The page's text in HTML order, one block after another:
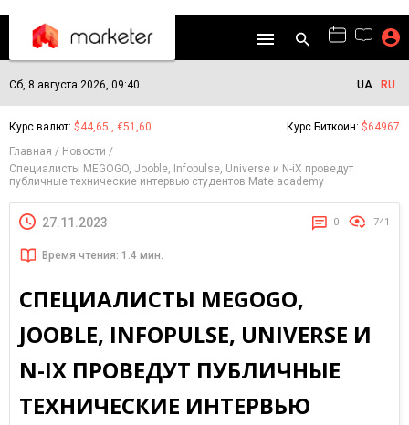
Сб, 8 августа 2026, 09:40 UA RU
Курс валют: $44,65 , €51,60 Курс Биткоин: $64967
Главная
Новости
Специалисты MEGOGO, Jooble, Infopulse, Universe и N-iX проведут
публичные технические интервью студентов Mate academy
27.11.2023 0 741
Время чтения: 1.4 мин.
СПЕЦИАЛИСТЫ MEGOGO,
JOOBLE, INFOPULSE, UNIVERSE И
N-IX ПРОВЕДУТ ПУБЛИЧНЫЕ
ТЕХНИЧЕСКИЕ ИНТЕРВЬЮ